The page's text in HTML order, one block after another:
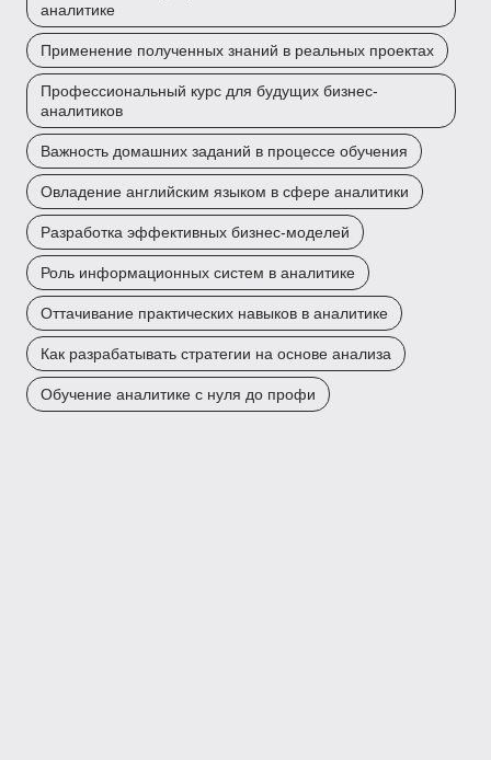
аналитике
Применение полученных знаний в реальных проектах
Профессиональный курс для будущих бизнес-
аналитиков
Важность домашних заданий в процессе обучения
Овладение английским языком в сфере аналитики
Разработка эффективных бизнес-моделей
Роль информационных систем в аналитике
Оттачивание практических навыков в аналитике
Как разрабатывать стратегии на основе анализа
Обучение аналитике с нуля до профи